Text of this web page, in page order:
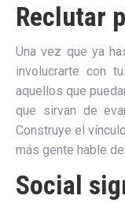
Reclutar
Una vez que ya
involucrarte con
aquellos que
que sirvan de
Construye el
más gente hable
Social